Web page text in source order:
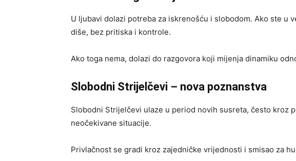
U ljubavi dolazi potreba za iskrenošću i slobodom. Ako ste u
diše, bez pritiska i kontrole.
Ako toga nema, dolazi do razgovora koji mijenja dinamiku
Slobodni Strijelčevi – nova poznanstva
Slobodni Strijelčevi ulaze u period novih susreta, često kroz
neočekivane situacije.
Privlačnost se gradi kroz zajedničke vrijednosti i smisao za